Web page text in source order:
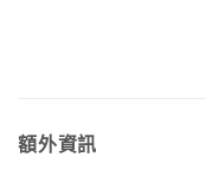
額外資訊